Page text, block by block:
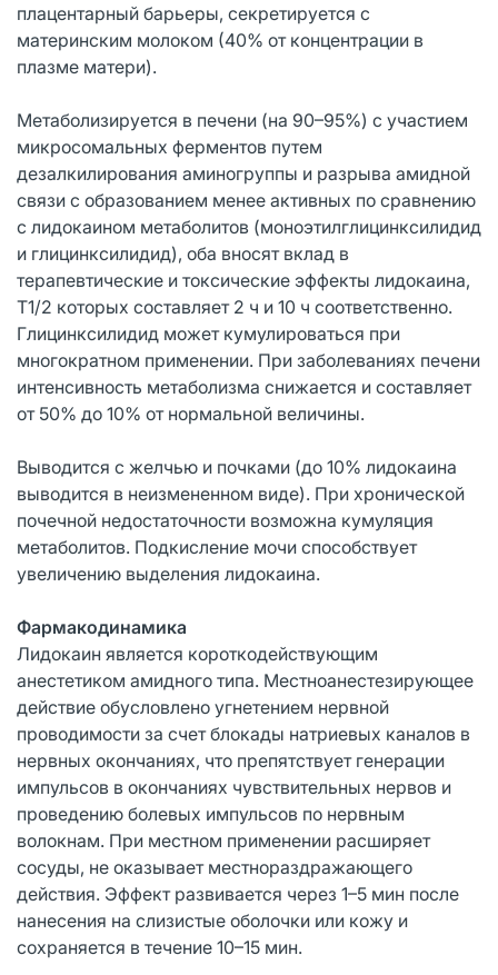
плацентарный барьеры, секретируется с
материнским молоком (40% от концентрации в
плазме матери).
Метаболизируется в печени (на 90–95%) с участием
микросомальных ферментов путем
дезалкилирования аминогруппы и разрыва амидной
связи с образованием менее активных по сравнению
с лидокаином метаболитов (моноэтилглицинксилидид
и глицинксилидид), оба вносят вклад в
терапевтические и токсические эффекты лидокаина,
Т1/2 которых составляет 2 ч и 10 ч соответственно.
Глицинксилидид может кумулироваться при
многократном применении. При заболеваниях печени
интенсивность метаболизма снижается и составляет
от 50% до 10% от нормальной величины.
Выводится с желчью и почками (до 10% лидокаина
выводится в неизмененном виде). При хронической
почечной недостаточности возможна кумуляция
метаболитов. Подкисление мочи способствует
увеличению выделения лидокаина.
Фармакодинамика
Лидокаин является короткодействующим
анестетиком амидного типа. Местноанестезирующее
действие обусловлено угнетением нервной
проводимости за счет блокады натриевых каналов в
нервных окончаниях, что препятствует генерации
импульсов в окончаниях чувствительных нервов и
проведению болевых импульсов по нервным
волокнам. При местном применении расширяет
сосуды, не оказывает местнораздражающего
действия. Эффект развивается через 1–5 мин после
нанесения на слизистые оболочки или кожу и
сохраняется в течение 10–15 мин.